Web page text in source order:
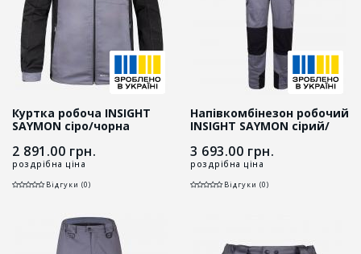
Куртка робоча INSIGHT
SAYMON cіро/чорна
2 891.00 грн.
роздрібна ціна
Відгуки (0)
Напівкомбінезон робочий
INSIGHT SAYMON сірий/
3 693.00 грн.
роздрібна ціна
Відгуки (0)